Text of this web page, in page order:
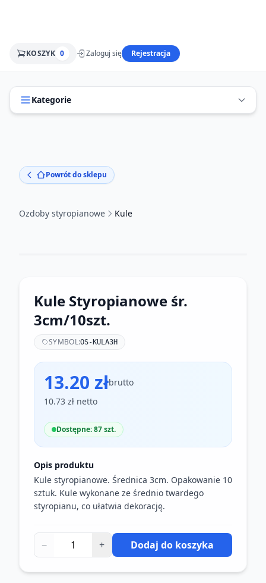
KOSZYK 0 Zaloguj się Rejestracja
Kategorie
Powrót do sklepu
Ozdoby styropianowe Kule
Kule Styropianowe śr.
3cm/10szt.
SYMBOL:OS-KULA3H
13.20 złbrutto
10.73 zł netto
Dostępne: 87 szt.
Opis produktu
Kule styropianowe. Średnica 3cm. Opakowanie 10
sztuk. Kule wykonane ze średnio twardego
styropianu, co ułatwia dekorację.
− + Dodaj do koszyka